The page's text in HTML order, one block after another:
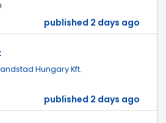
published 2 days ago
Hungary Kft.
published 2 days ago